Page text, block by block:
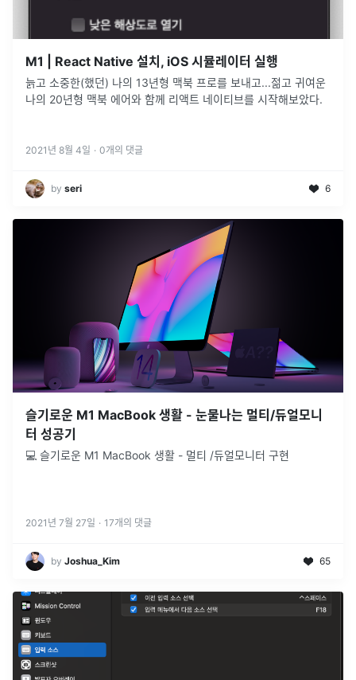
M1 | React Native 설치, iOS 시뮬레이터 실행
늙고 소중한(했던) 나의 13년형 맥북 프로를 보내고...젊고 귀여운
나의 20년형 맥북 에어와 함께 리액트 네이티브를 시작해보았다.
2021년 8월 4일 · 0개의 댓글
by seri 6
슬기로운 M1 MacBook 생활 - 눈물나는 멀티/듀얼모니
터 성공기
💻 슬기로운 M1 MacBook 생활 - 멀티 /듀얼모니터 구현
2021년 7월 27일 · 17개의 댓글
by Joshua_Kim 65